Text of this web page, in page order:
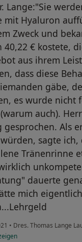
Lange:"Sie
mit Hyaluron
Zweck und
40,22 € kostete,
aus ihrem
dass diese
gäbe,
es wurde nicht
auch).
gesprochen. Als
sagte
Tränenrinne
dauerte
mich
• Dres. Thomas Lange